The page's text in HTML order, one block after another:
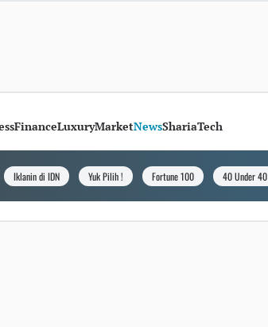
FinanceLuxuryMarketNewsShariaTech
Iklanin di IDN Yuk Pilih ! Fortune 100 40 Under 40